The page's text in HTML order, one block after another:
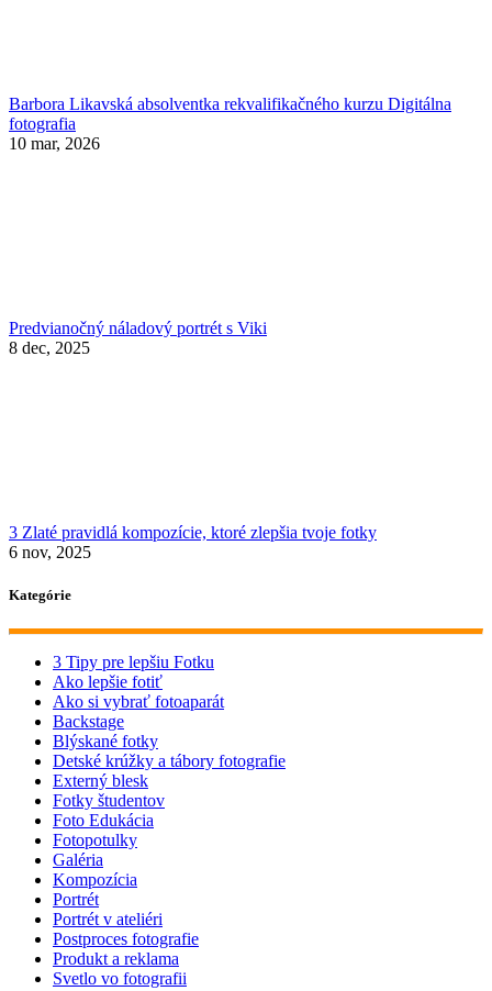
Barbora Likavská absolventka rekvalifikačného kurzu Digitálna
fotografia
10 mar, 2026
Predvianočný náladový portrét s Viki
8 dec, 2025
3 Zlaté pravidlá kompozície, ktoré zlepšia tvoje fotky
6 nov, 2025
Kategórie
3 Tipy pre lepšiu Fotku
Ako lepšie fotiť
Ako si vybrať fotoaparát
Backstage
Blýskané fotky
Detské krúžky a tábory fotografie
Externý blesk
Fotky študentov
Foto Edukácia
Fotopotulky
Galéria
Kompozícia
Portrét
Portrét v ateliéri
Postproces fotografie
Produkt a reklama
Svetlo vo fotografii